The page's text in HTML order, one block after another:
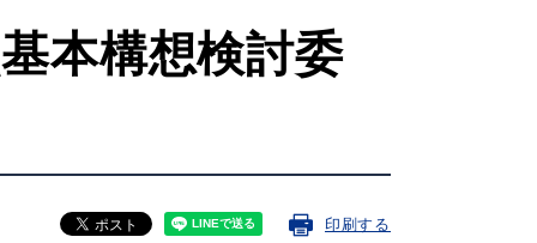
本構想検討委
印刷する